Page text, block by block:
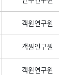
객원연구원
객원연구원
객원연구원